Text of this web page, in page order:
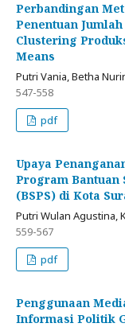
Perbandingan
Penentuan
Clustering
Means
Putri Vania, Betha
547-558
pdf
Upaya
Program Bantuan
(BSPS) di Kota
Putri Wulan Agustina,
559-567
pdf
Penggunaan
Informasi Politik